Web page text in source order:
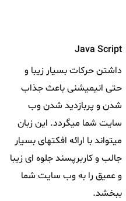
Java Script
داشتن حرکات بسیار زیبا و
حتی انیمیشنی باعث جذاب
شدن و پربازدید شدن وب
سایت شما میگردد. این زبان
میتواند با ارائه افکتهای بسیار
جالب و کاربرپسند جلوه ای زیبا
و عمیق را به وب سایت شما
ببخشد.